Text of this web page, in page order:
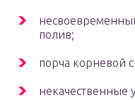
полив;
порча корневой
некачественные